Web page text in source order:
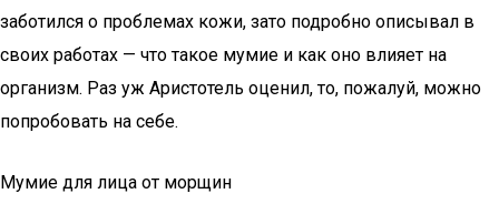
заботился о проблемах кожи, зато подробно описывал в
своих работах — что такое мумие и как оно влияет на
организм. Раз уж Аристотель оценил, то, пожалуй, можно
попробовать на себе.
Мумие для лица от морщин